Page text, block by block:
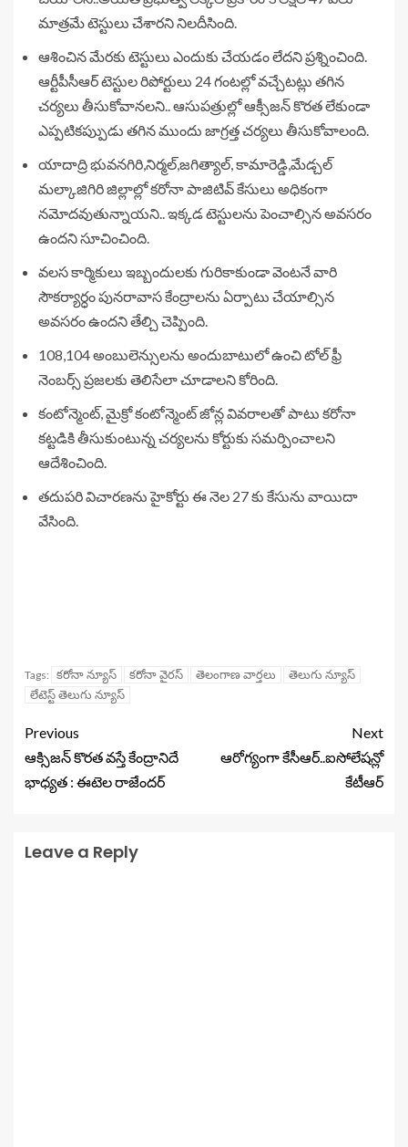
మాత్రమే టెస్టులు చేశారని నిలదీసింది.
ఆశించిన మేరకు టెస్టులు ఎందుకు చేయడం లేదని ప్రశ్నించింది.
ఆర్టీపీసీఆర్ టెస్టుల రిపోర్టులు 24 గంటల్లో వచ్చేటట్లు తగిన
చర్యలు తీసుకోవానలని..ఆసుపత్రుల్లో ఆక్సీజన్ కొరత లేకుండా
ఎప్పటికప్పుుడు తగిన ముందు జాగ్రత్త చర్యలు తీసుకోవాలంది.
యాదాద్రి భువనగిరి,నిర్మల్,జగిత్యాల్, కామారెడ్డి,మేడ్చల్
మల్కాజిగిరి జిల్లాల్లో కరోనా పాజిటివ్ కేసులు అధికంగా
నమోదవుతున్నాయని.. ఇక్కడ టెస్టులను పెంచాల్సిన అవసరం
ఉందని సూచించింది.
వలస కార్మికులు ఇబ్బందులకు గురికాకుండా వెంటనే వారి
సౌకర్యార్ధం పునరావాస కేంద్రాలను ఏర్పాటు చేయాల్సిన
అవసరం ఉందని తేల్చి చెప్పింది.
108,104 అంబులెన్సులను అందుబాటులో ఉంచి టోల్ ఫ్రీ
నెంబర్స్ ప్రజలకు తెలిసేలా చూడాలని కోరింది.
కంటోన్మెంట్, మైక్రో కంటోన్మెంట్ జోన్ల వివరాలతో పాటు కరోనా
కట్టడికి తీసుకుంటున్న చర్యలను కోర్టుకు సమర్పించాలని
ఆదేశించింది.
తదుపరి విచారణను హైకోర్టు ఈ నెల 27 కు కేసును వాయిదా
వేసింది.
Tags: కరోనా న్యూస్ కరోనా వైరస్ తెలంగాణ వార్తలు
తెలుగు న్యూస్
లేటెస్ట్ తెలుగు న్యూస్
Previous
ఆక్సిజన్ కొరత వస్తే కేంద్రానిదే
భాధ్యత : ఈటెల రాజేందర్
Next
ఆరోగ్యంగా కేసీఆర్..ఐసోలేషన్లో
కేటీఆర్
Leave a Reply